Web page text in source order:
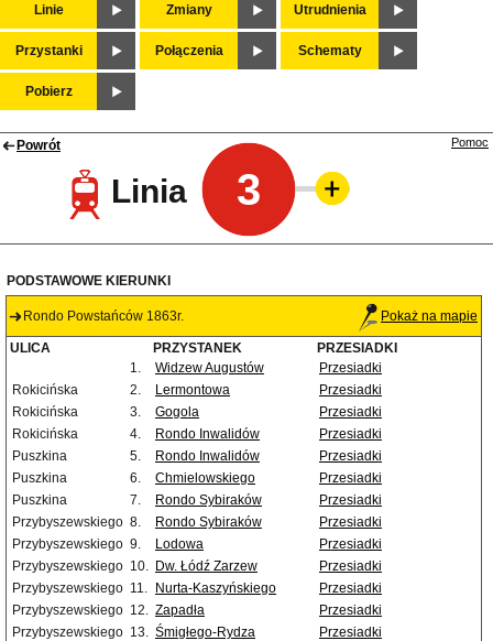
Linie Zmiany Utrudnienia
Przystanki Połączenia Schematy
Pobierz
Powrót
Linia 3
Pomoc
PODSTAWOWE KIERUNKI
Rondo Powstańców 1863r. Pokaż na mapie
ULICA PRZYSTANEK
PRZESIADKI
1.
Widzew Augustów
Przesiadki
Rokicińska
2. Lermontowa
Przesiadki
Rokicińska
3. Gogola
Przesiadki
Rokicińska
4. Rondo Inwalidów
Przesiadki
Puszkina
5. Rondo Inwalidów
Przesiadki
Puszkina
6. Chmielowskiego
Przesiadki
Puszkina
7. Rondo Sybiraków
Przesiadki
Przybyszewskiego 8. Rondo Sybiraków
Przesiadki
Przybyszewskiego 9. Lodowa
Przesiadki
Przybyszewskiego 10. Dw. Łódź Zarzew
Przesiadki
Przybyszewskiego 11. Nurta-Kaszyńskiego
Przesiadki
Przybyszewskiego 12. Zapadła
Przesiadki
Przybyszewskiego 13. Śmigłego-Rydza
Przesiadki